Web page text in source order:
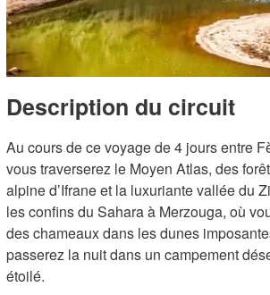
Description du circuit
Au cours de ce voyage de 4 jours entre
vous traverserez le Moyen Atlas, des
alpine d’Ifrane et la luxuriante vallée du
les confins du Sahara à Merzouga, où
des chameaux dans les dunes
passerez la nuit dans un campement
étoilé.